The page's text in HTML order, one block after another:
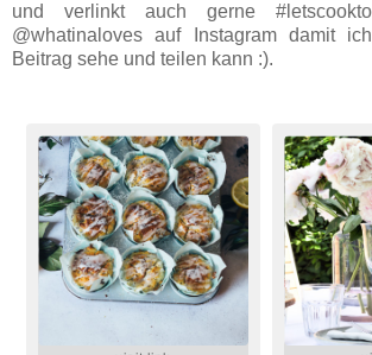
und verlinkt auch gerne
@whatinaloves auf Instagram damit
Beitrag sehe und teilen kann :).